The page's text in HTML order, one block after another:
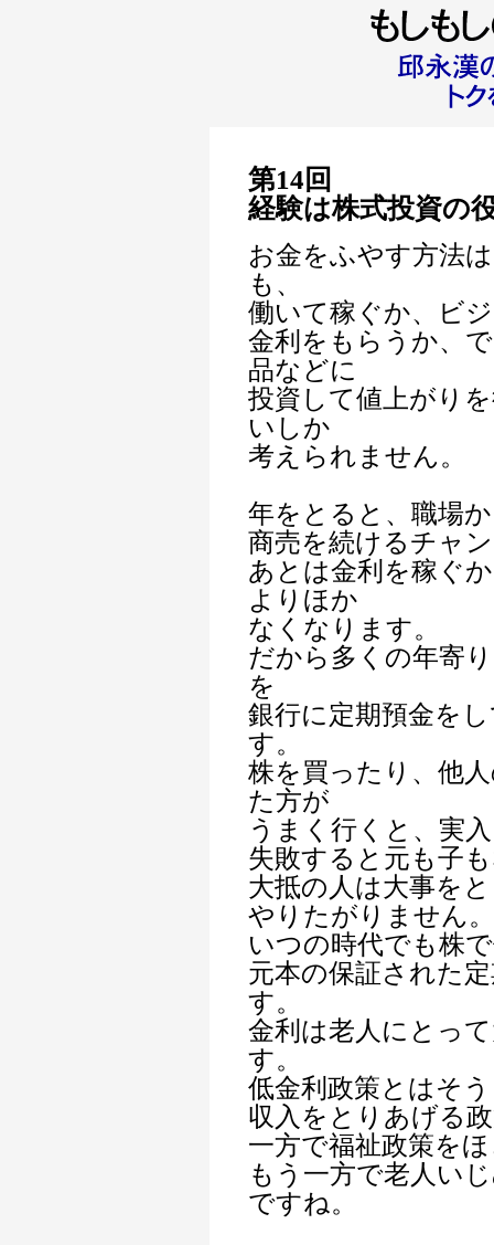
第14回
経験は株式投資の
お金をふやす方法
も、
働いて稼ぐか、ビ
金利をもらうか、
品などに
投資して値上がり
いしか
考えられません。
年をとると、職場
商売を続けるチャ
あとは金利を稼ぐ
よりほか
なくなります。
だから多くの年寄
を
銀行に定期預金を
す。
株を買ったり、他
た方が
うまく行くと、実
失敗すると元も子
大抵の人は大事を
やりたがりません。
いつの時代でも株
元本の保証された
す。
金利は老人にとっ
す。
低金利政策とはそ
収入をとりあげる
一方で福祉政策を
もう一方で老人い
ですね。